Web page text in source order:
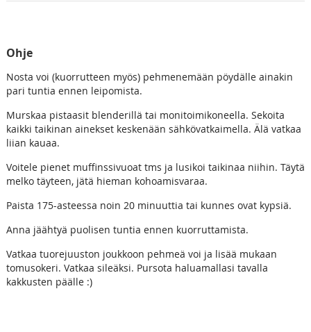
Ohje
Nosta voi (kuorrutteen myös) pehmenemään pöydälle ainakin
pari tuntia ennen leipomista.
Murskaa pistaasit blenderillä tai monitoimikoneella. Sekoita
kaikki taikinan ainekset keskenään sähkövatkaimella. Älä vatkaa
liian kauaa.
Voitele pienet muffinssivuoat tms ja lusikoi taikinaa niihin. Täytä
melko täyteen, jätä hieman kohoamisvaraa.
Paista 175-asteessa noin 20 minuuttia tai kunnes ovat kypsiä.
Anna jäähtyä puolisen tuntia ennen kuorruttamista.
Vatkaa tuorejuuston joukkoon pehmeä voi ja lisää mukaan
tomusokeri. Vatkaa sileäksi. Pursota haluamallasi tavalla
kakkusten päälle :)